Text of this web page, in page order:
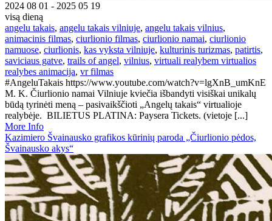
2024 08 01 - 2025 05 19
visą dieną
angelu takais, angelu takais vilniuje, angelu takais vilnius,
animacinis filmas, ciurlionio filmas, ciurlionio namai, ciurlionio
namuose, ciurlionis, kas vyksta vilniuje, kulturinis turizmas, patirtis,
saviciaus gatve, trails of angel, vilnius, virtuali realybem virtualios
realybes animacija, vr filmas
#AngeluTakais https://www.youtube.com/watch?v=lgXnB_umKnE
M. K. Čiurlionio namai Vilniuje kviečia išbandyti visiškai unikalų
būdą tyrinėti meną – pasivaikščioti „Angelų takais“ virtualioje
realybėje. BILIETUS PLATINA: Paysera Tickets. (vietoje [...]
More Info
Kazimiero Švainausko grafikos kūrinių paroda „Čiurlionio pėdos,
Švainausko akys“